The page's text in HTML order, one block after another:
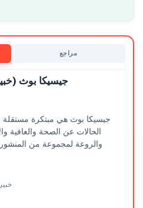
مراجع
جيسيكا بوث
جيسيكا بوث هي مبتكرة
الحالات عن الصحة والعافية
والروعة لمجموعة من